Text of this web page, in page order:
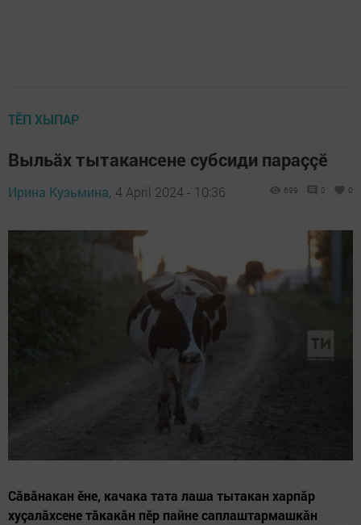
ТӖП ХЫПАР
Выльăх тытакансене субсиди параççӗ
Ирина Кузьмина, 4 April 2024 - 10:36 699 0 0
Сăвăнакан ӗне, качака тата лаша тытакан харпăр
хуçалăхсене тăкакăн пӗр пайне саплаштармашкăн